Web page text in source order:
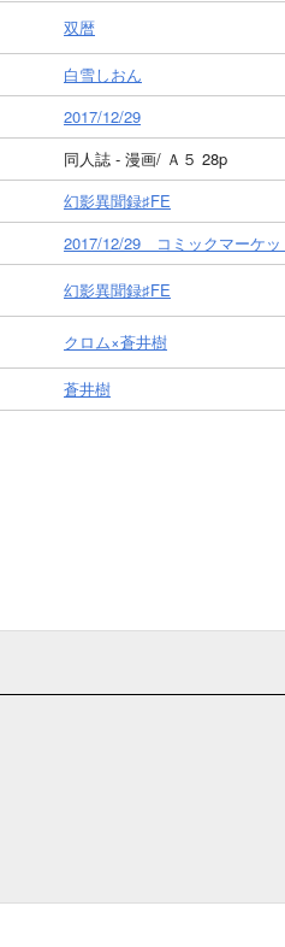
双暦
白雪しおん
2017/12/29
同人誌 - 漫画/ Ａ５ 28p
幻影異聞録♯FE
2017/12/29 コミックマーケッ
幻影異聞録♯FE
クロム×蒼井樹
蒼井樹